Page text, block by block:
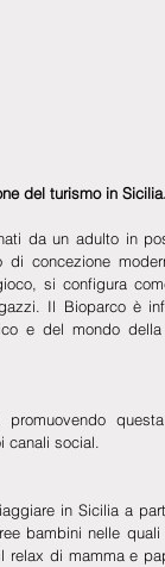
del turismo in
da un adulto in
concezione
si configura
Il Bioparco è
e del mondo
canali social.
in Sicilia a
bambini nelle
di mamma e